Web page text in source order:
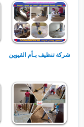
شركة تنظيف بـأم القيوين